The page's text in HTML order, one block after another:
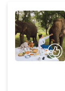
v
g
a